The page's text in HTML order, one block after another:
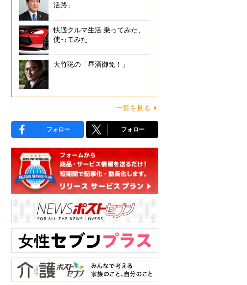
活路」
快適クルマ生活 乗ってみた、
使ってみた
大竹聡の「昼酒御免！」
一覧を見る
フォロー フォロー